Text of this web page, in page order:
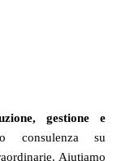
gestione e
consulenza su
Aiutiamo